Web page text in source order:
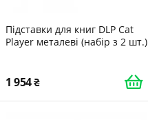
Підставки для книг DLP Cat
Player металеві (набір з 2 шт.)
1 954